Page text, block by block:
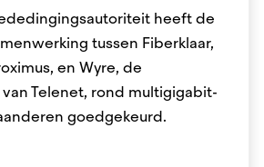
heeft de
tussen Fiberklaar,
en Wyre, de
Telenet, rond multigigabit-
goedgekeurd.